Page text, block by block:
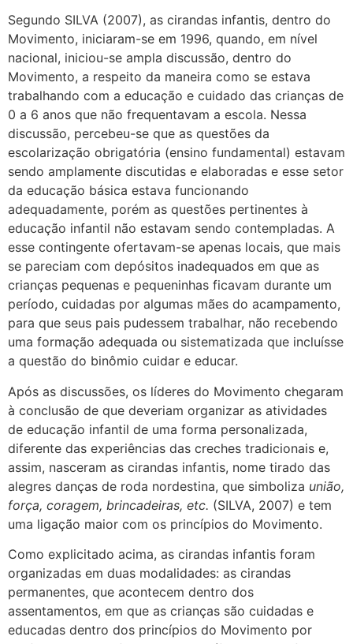
Segundo SILVA (2007), as cirandas infantis, dentro do
Movimento, iniciaram-se em 1996, quando, em nível
nacional, iniciou-se ampla discussão, dentro do
Movimento, a respeito da maneira como se estava
trabalhando com a educação e cuidado das crianças de
0 a 6 anos que não frequentavam a escola. Nessa
discussão, percebeu-se que as questões da
escolarização obrigatória (ensino fundamental) estavam
sendo amplamente discutidas e elaboradas e esse setor
da educação básica estava funcionando
adequadamente, porém as questões pertinentes à
educação infantil não estavam sendo contempladas. A
esse contingente ofertavam-se apenas locais, que mais
se pareciam com depósitos inadequados em que as
crianças pequenas e pequeninhas ficavam durante um
período, cuidadas por algumas mães do acampamento,
para que seus pais pudessem trabalhar, não recebendo
uma formação adequada ou sistematizada que incluísse
a questão do binômio cuidar e educar.
Após as discussões, os líderes do Movimento chegaram
à conclusão de que deveriam organizar as atividades
de educação infantil de uma forma personalizada,
diferente das experiências das creches tradicionais e,
assim, nasceram as cirandas infantis, nome tirado das
alegres danças de roda nordestina, que simboliza união,
força, coragem, brincadeiras, etc. (SILVA, 2007) e tem
uma ligação maior com os princípios do Movimento.
Como explicitado acima, as cirandas infantis foram
organizadas em duas modalidades: as cirandas
permanentes, que acontecem dentro dos
assentamentos, em que as crianças são cuidadas e
educadas dentro dos princípios do Movimento por